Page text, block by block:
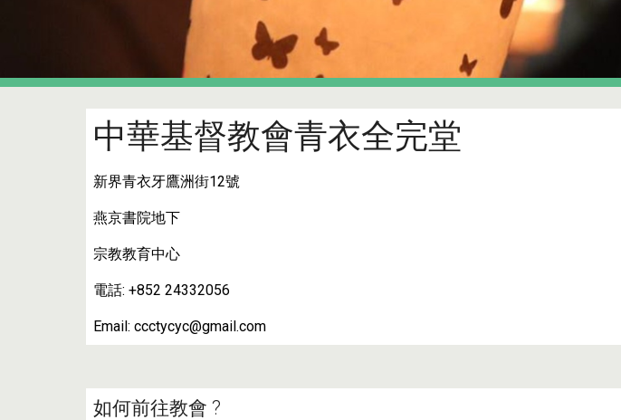
中華基督教會青衣全完堂
新界青衣牙鷹洲街12號
燕京書院地下
宗教教育中心
電話: +852 24332056
Email: ccctycyc@gmail.com
如何前往教會 ?